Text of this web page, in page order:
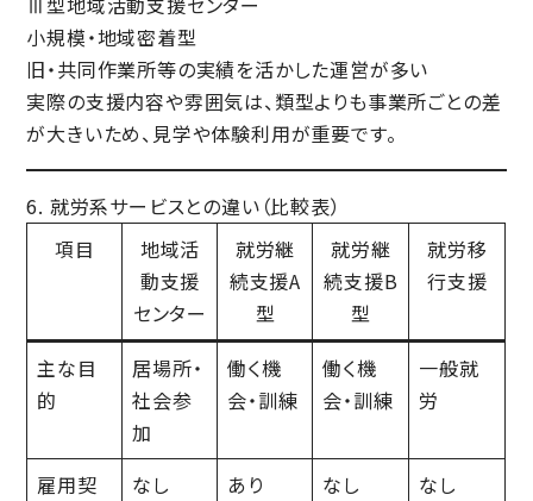
小規模・地域密着型
旧・共同作業所等の実績を活かした運営が多い
実際の支援内容や雰囲気は、類型よりも事業所ごとの差
が大きいため、見学や体験利用が重要です。
6. 就労系サービスとの違い（比較表）
項目
地域活
動支援
センター
就労継
続支援A
型
就労継
続支援B
型
就労移
行支援
主な目
的
居場所・
社会参
加
働く機
会・訓練
働く機
会・訓練
一般就
労
雇用契
なし あり なし なし